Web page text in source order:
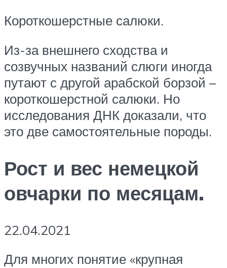
Короткошерстные салюки.
Из-за внешнего сходства и
созвучных названий слюги иногда
путают с другой арабской борзой –
короткошерстной салюки. Но
исследования ДНК доказали, что
это две самостоятельные породы.
Рост и вес немецкой
овчарки по месяцам.
22.04.2021
Для многих понятие «крупная